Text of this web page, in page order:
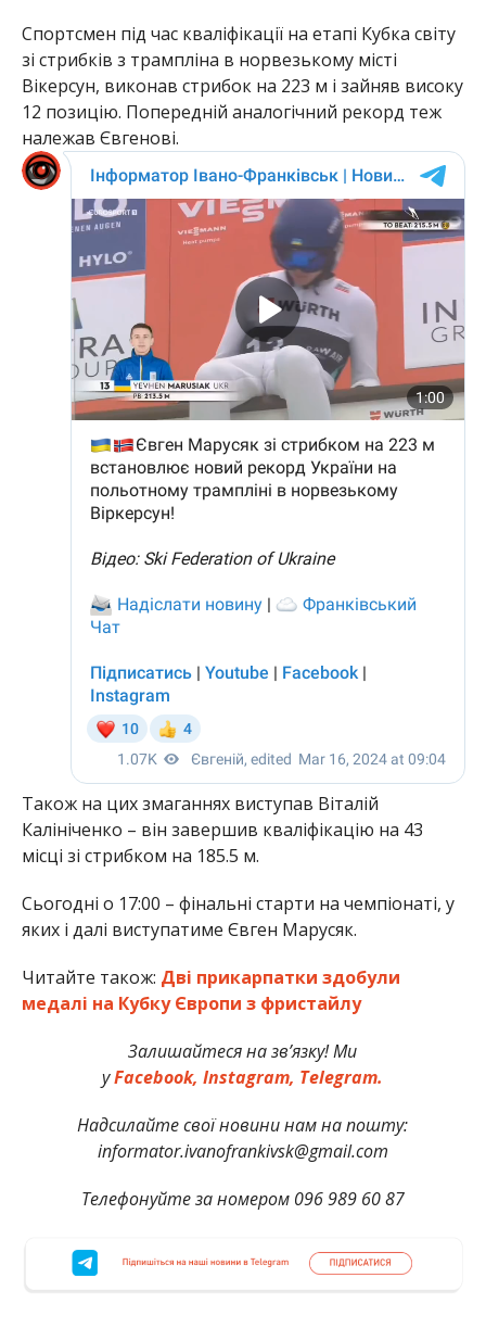
Спортсмен під час кваліфікації на етапі Кубка світу
зі стрибків з трампліна в норвезькому місті
Вікерсун, виконав стрибок на 223 м і зайняв високу
12 позицію. Попередній аналогічний рекорд теж
належав Євгенові.
Також на цих змаганнях виступав Віталій
Калініченко – він завершив кваліфікацію на 43
місці зі стрибком на 185.5 м.
Сьогодні о 17:00 – фінальні старти на чемпіонаті, у
яких і далі виступатиме Євген Марусяк.
Читайте також: Дві прикарпатки здобули
медалі на Кубку Європи з фристайлу
Залишайтеся на зв’язку! Ми
уFacebook,Instagram, Telegram.
Надсилайте свої новини нам на пошту:
informator.ivanofrankivsk@gmail.com
Телефонуйте за номером 096 989 60 87